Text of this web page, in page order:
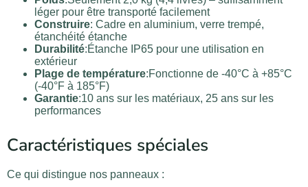
léger pour être transporté facilement
Construire: Cadre en aluminium, verre trempé,
étanchéité étanche
Durabilité:Étanche IP65 pour une utilisation en
extérieur
Plage de température:Fonctionne de -40°C à +85°C
(-40°F à 185°F)
Garantie:10 ans sur les matériaux, 25 ans sur les
performances
Caractéristiques spéciales
Ce qui distingue nos panneaux :